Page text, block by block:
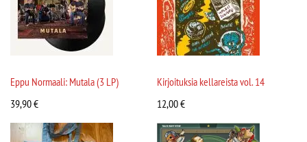
Eppu Normaali: Mutala (3 LP)
39,90€
Kirjoituksia kellareista vol. 14
12,00€